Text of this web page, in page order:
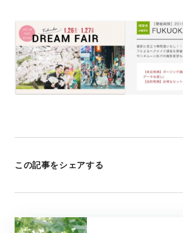
この記事をシェアする